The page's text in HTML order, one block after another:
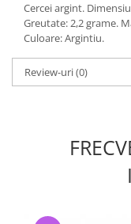
Cercei argint.
Greutate: 2,2 grame.
Culoare: Argintiu.
Review-uri(0)